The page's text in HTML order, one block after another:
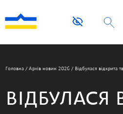
Головна / Архів новин 2026 / Відбулася відкрита
ВІДБУЛАСЯ